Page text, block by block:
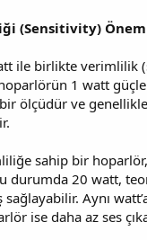
(Sensitivity)
ile birlikte verimlilik
1 watt
bir ölçüdür ve
sahip bir
durumda 20 watt,
sağlayabilir. Aynı
ise daha az ses